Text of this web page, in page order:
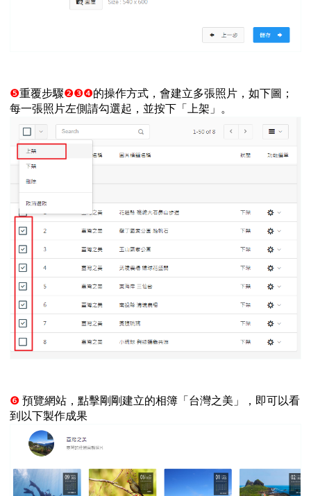
❺重覆步驟❷❸❹的操作方式，會建立多張照片，如下圖；
每一張照片左側請勾選起，並按下「上架」。
❻ 預覽網站，點擊剛剛建立的相簿「台灣之美」，即可以看
到以下製作成果